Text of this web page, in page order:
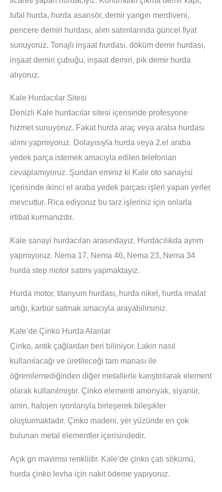
tufal hurda, hurda asansör, demir yangın merdiveni,
pencere demiri hurdası, alım satımlarında güncel fiyat
sunuyoruz. Tonajlı inşaat hurdası, döküm demir hurdası,
inşaat demiri çubuğu, inşaat demiri, pik demir hurda
alıyoruz.
Kale Hurdacılar Sitesi
Denizli Kale hurdacılar sitesi içerisinde profesyone
hizmet sunuyoruz. Fakat hurda araç veya araba hurdası
alımı yapmıyoruz. Dolayısıyla hurda veya 2.el araba
yedek parça istemek amacıyla edilen telefonları
cevaplamıyoruz. Şundan eminiz ki Kale oto sanayisi
içerisinde ikinci el araba yedek parçası işleri yapan yerler
mevcuttur. Rica ediyoruz bu tarz işleriniz için onlarla
irtibat kurmanızdır.
Kale sanayi hurdacıları arasındayız. Hurdacılıkda ayrım
yapmıyoruz. Nema 17, Nema 46, Nema 23, Nema 34
hurda step motor satımı yapmaktayız.
Hurda motor, titanyum hurdası, hurda nikel, hurda imalat
artığı, karbür satmak amacıyla arayabilirsiniz.
Kale’de Çinko Hurda Alanlar
Çinko, antik çağlardan beri biliniyor. Lakin nasıl
kullanılacağı ve üretileceği tam manası ile
öğrenilemediğinden diğer metallerle karıştırılarak element
olarak kullanılmıştır. Çinko elementi amonyak, siyanür,
amin, halojen iyonlarıyla birleşerek bileşikler
oluşturmaktadır. Çinko madeni, yer yüzünde en çok
bulunan metal elementler içerisindedir.
Açık gri mavimsi renklidir. Kale’de çinko çatı sökümü,
hurda çinko levha için nakit ödeme yapıyoruz.